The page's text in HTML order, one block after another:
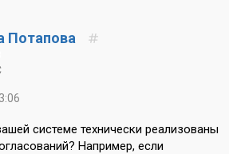
Потапова
системе технически реализованы
Например, если